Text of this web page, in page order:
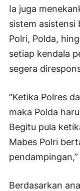
Ia juga
sistem asistensi
Polri, Polda,
setiap kendala
segera
“Ketika Polres
maka Polda
Begitu pula
Mabes Polri
Berdasarkan